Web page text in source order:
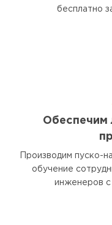
бесплатно
Обеспечим
Производим пуско-
обучение
инженеров с